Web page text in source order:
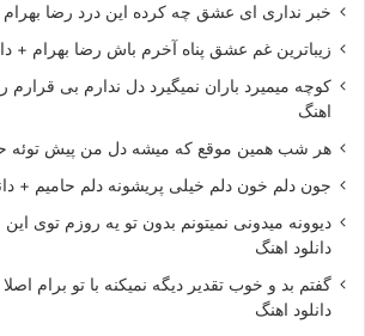
خبر نداری ای عشق چه کرده این درد رضا بهرام
زیباترین غم عشق پناه آخرم باش رضا بهرام +
کوچه میمیرد باران نمیگیرد دل ندارم بی قرارم
اهنگ
هر شب همین موقع که میشه دل من پیش توئه
جون دلم خون دلم خیلی پریشونه دلم حامیم +
دیوونه میدونی نمیتونم بدون تو یه روزم توی
دانلود اهنگ
گفتم بد و خوب تقدیر دیگه نمیکنه با تو برام
دانلود اهنگ